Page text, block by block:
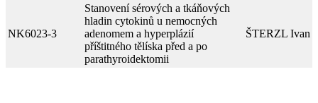
NK6023-3
Stanovení sérových a tkáňových
hladin cytokinů u nemocných
adenomem a hyperplázií
příštitného tělíska před a po
parathyroidektomii
ŠTERZL Ivan